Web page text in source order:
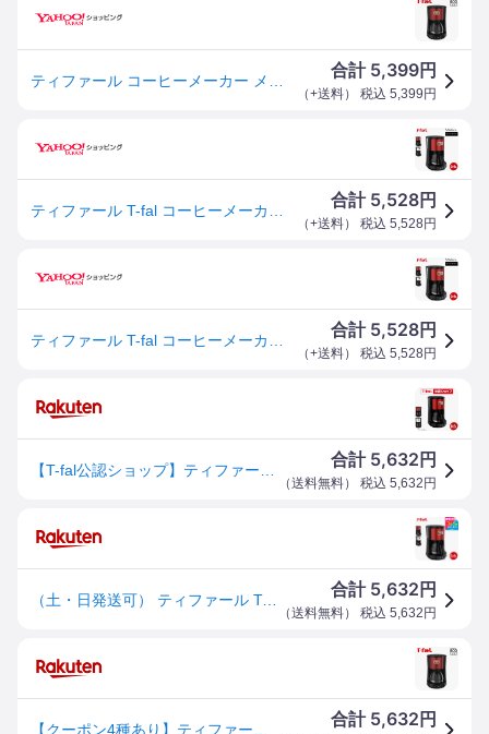
合計 5,399円
（+送料） 税込 5,399 円
合計 5,528円
（+送料） 税込 5,528 円
合計 5,528円
（+送料） 税込 5,528 円
合計 5,632 円
（送料無料） 税込 5,632 円
（土・日発送可） ティファール T-fal コーヒーメーカー メゾン ワインレッド/スノーホワイト CM4905JP CM4901JP メゾンシリーズ t-fal T-FAL tfal Tfal キッチン家電 調理家電 プレゼント JGS 最強配送 送料無料
合計 5,632 円
（送料無料） 税込 5,632 円
合計 5,632 円